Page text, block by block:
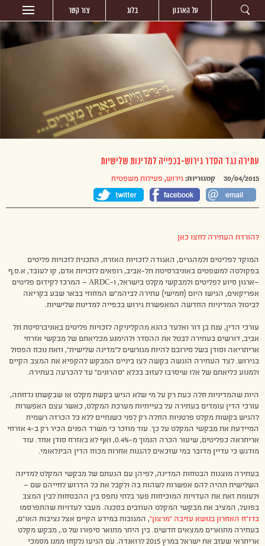
על הארגון בלוג צור קשר
עתירה נגד הסדר גירוש-בכפייה למדינות שלישיות
30/04/2015 קטגוריות: גירוש, פעילות משפטית
להורדת העתירה לחצו כאן
המוקד לפליטים ולמהגרים, האגודה לזכויות האזרח, התכנית לזכויות פליטים
בפקולטה למשפטים באוניברסיטת תל-אביב, רופאים לזכויות אדם, קו לעובד, א.ס.ף
–ארגון סיוע לפליטים ולמבקשי מקלט בישראל, ו-ARDC – המרכז לקידום פליטים
אפריקאים, הגישו היום (חמישי) עתירה לביהמ”ש המחוזי בבאר שבע בקריאה
לביטול המדיניות החדשה המאפשרת גירוש בכפייה למדינות שלישיות.
עורכי הדין, ענת בן דור ואלעד כהנא מהקליניקה לזכויות פליטים באוניברסיטת תל
אביב, דורשים בעתירה לבטל את ההסדר ולהימנע מכליאתם של מבקשי אזרחי
אריתריאה וסודן בשל סירובם להיות מגורשים ל”מדינה שלישית”, וזאת נוכח הפסול
בגירוש. לצד העתירה הוגשה בקשה לצו ביניים המבקש להקפיא את המצב הקיים
ולמנוע כליאתם של אלו שיסרבו לעזוב בכלא “סהרונים” עד להכרעה בעתירה.
היות שהמדיניות חלה כעת רק על מי שלא הגיש בקשת מקלט או שבקשתו נדחתה,
עורכי הדין עומדים בעתירה על בעייתיות מערכת המקלט, כאשר עצם האפשרות
להגיש בקשות מקלט פרטניות החלה רק לפני כשנתיים ללא כל הכרזה רשמית
המיידעת את מבקשי המקלט על כך. עוד מוזכר כי משרד הפנים הכיר רק ב-4 אזרחי
אריתראה כפליטים, שיעור הכרה הנמוך מ-0.4%, ואף לא באזרח סודן אחד. עוד
מודגש כי עדיין מדובר במי שזכאים להגנות אחרות מכוח הדין הבינלאומי.
בעתירה מוצגות הבטחות המדינה, לפיהן עם הגעתם של מבקשי המקלט למדינה
השלישית תהיה להם אפשרות לשהות בה ולקבל את כל הדרוש לחייהם שם –
ולעומת זאת את העדויות המוכיחות פער בלתי נתפס בין ההבטחות לבין המצב
בפועל, המציב את מבקשי המקלט העוזבים בסכנה. מעבר לעדויות שהתפרסמו
בדו”ח האחרון בנושא עזיבה “מרצון”, המגובות במידע הקיים אצל נציבות האו”ם,
בעתירה מתוארים ממצאים חדשים. בין היתר מתואר סיפורו של ט., מבקש מקלט
אריתראי שעזב את ישראל במרץ 2015 לרואנדה. עם הגיעו נלקחו ממנו מסמכי